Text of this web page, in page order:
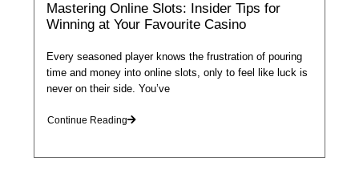
Mastering Online Slots: Insider Tips for
Winning at Your Favourite Casino
Every seasoned player knows the frustration of pouring
time and money into online slots, only to feel like luck is
never on their side. You’ve
Continue Reading